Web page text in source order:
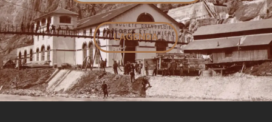
L'AGENDA